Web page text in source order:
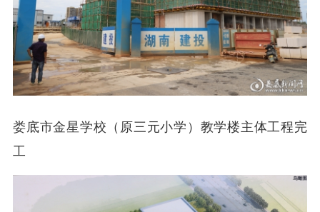
娄底市金星学校（原三元小学）教学楼主体工程完
工